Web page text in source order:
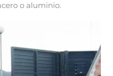
o aluminio.